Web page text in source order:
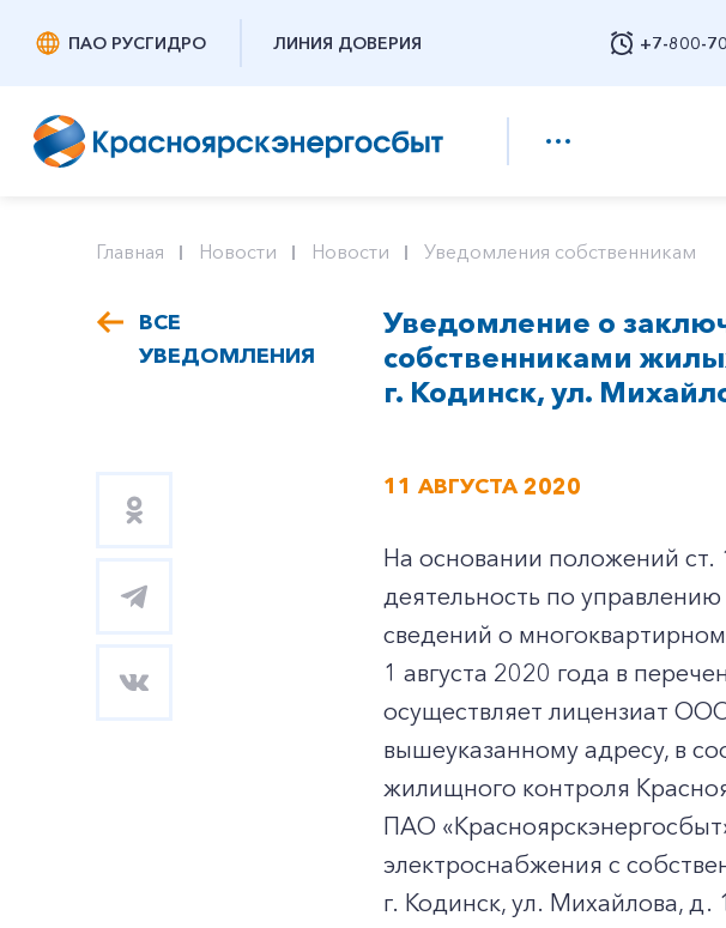
ПАО РУСГИДРО ЛИНИЯ ДОВЕРИЯ +7-800-
Заказать
Главная Новости Новости Уведомления собственникам
ВСЕ
УВЕДОМЛЕНИЯ
Уведомление о
собственниками
г. Кодинск, ул.
11 АВГУСТА 2020
На основании положений
деятельность по
сведений о
1 августа 2020 года в
осуществляет лицензиат
вышеуказанному адресу, в
жилищного контроля
ПАО
электроснабжения с
г. Кодинск, ул. Михайлова, д.